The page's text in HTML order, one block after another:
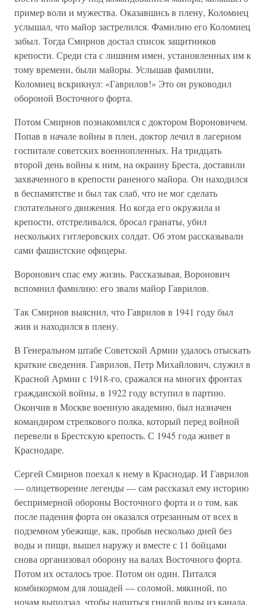
пример воли и мужества. Оказавшись в плену, Коломиец
услышал, что майор застрелился. Фамилию его Коломиец
забыл. Тогда Смирнов достал список защитников
крепости. Среди ста с лишним имен, установленных им к
тому времени, были майоры. Услышав фамилии,
Коломиец вскрикнул: «Гаврилов!» Это он руководил
обороной Восточного форта.
Потом Смирнов познакомился с доктором Вороновичем.
Попав в начале войны в плен, доктор лечил в лагерном
госпитале советских военнопленных. На тридцать
второй день войны к ним, на окраину Бреста, доставили
захваченного в крепости раненого майора. Он находился
в беспамятстве и был так слаб, что не мог сделать
глотательного движения. Но когда его окружила и
крепости, отстреливался, бросал гранаты, убил
нескольких гитлеровских солдат. Об этом рассказывали
сами фашистские офицеры.
Воронович спас ему жизнь. Рассказывая, Воронович
вспомнил фамилию: его звали майор Гаврилов.
Так Смирнов выяснил, что Гаврилов в 1941 году был
жив и находился в плену.
В Генеральном штабе Советской Армии удалось отыскать
краткие сведения. Гаврилов, Петр Михайлович, служил в
Красной Армии с 1918-го, сражался на многих фронтах
гражданской войны, в 1922 году вступил в партию.
Окончив в Москве военную академию, был назначен
командиром стрелкового полка, который перед войной
перевели в Брестскую крепость. С 1945 года живет в
Краснодаре.
Сергей Смирнов поехал к нему в Краснодар. И Гаврилов
— олицетворение легенды — сам рассказал ему историю
беспримерной обороны Восточного форта и о том, как
после падения форта он оказался отрезанным от всех в
подземном убежище, как, пробыв несколько дней без
воды и пищи, вышел наружу и вместе с 11 бойцами
снова организовал оборону на валах Восточного форта.
Потом их осталось трое. Потом он один. Питался
комбикормом для лошадей — соломой, мякиной, по
ночам выползал, чтобы напиться гнилой воды из канала.